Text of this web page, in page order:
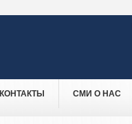
КОНТАКТЫ СМИ О НАС